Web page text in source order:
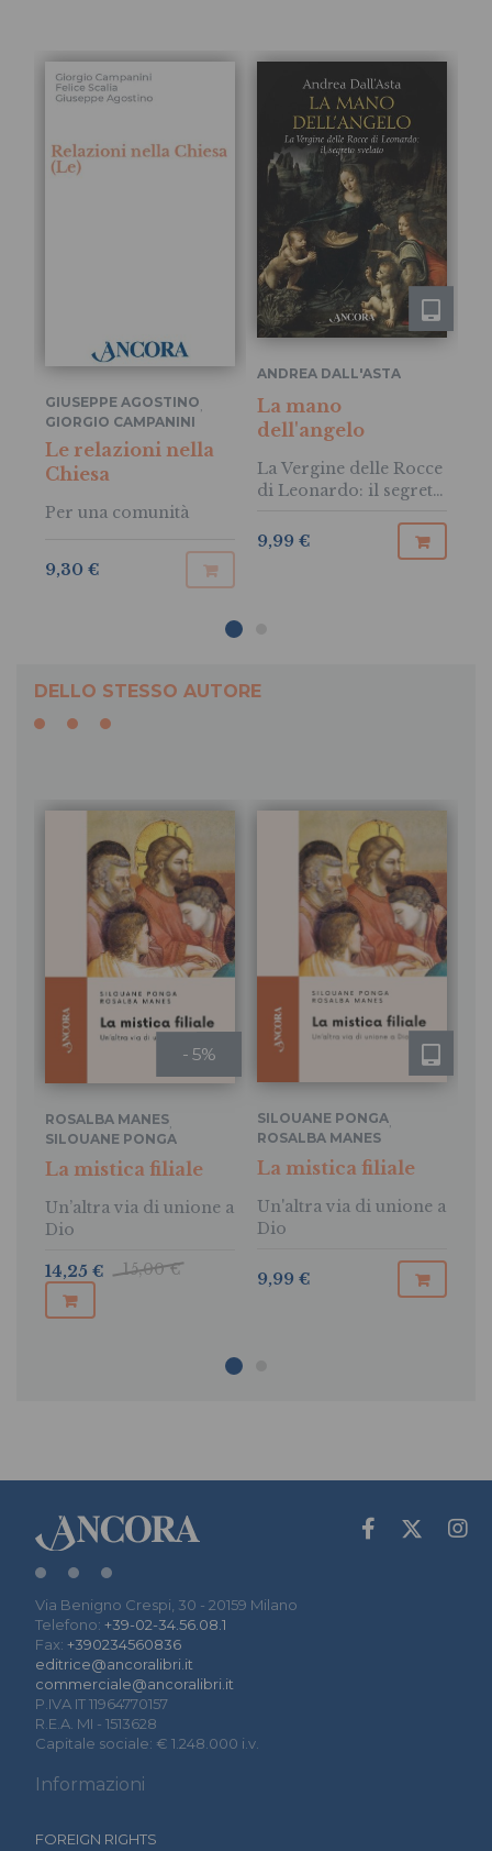
GIUSEPPE AGOSTINO,
GIORGIO CAMPANINI
FELICE SCALIA
Le relazioni nella
Chiesa
Per una comunità
9,30 €
ANDREA DALL'ASTA
La mano
dell'angelo
La Vergine delle Rocce
di Leonardo: il segreto
9,99 €
DELLO STESSO AUTORE
- 5%
ROSALBA MANES,
SILOUANE PONGA
La mistica filiale
Un’altra via di unione a
Dio
15,00 €
14,25 €
SILOUANE PONGA,
ROSALBA MANES
La mistica filiale
Un'altra via di unione a
Dio
9,99 €
Via Benigno Crespi, 30 - 20159 Milano
Telefono: +39-02-34.56.08.1
Fax: +390234560836
editrice@ancoralibri.it
commerciale@ancoralibri.it
P.IVA IT 11964770157
R.E.A. MI - 1513628
Capitale sociale: € 1.248.000 i.v.
Informazioni
FOREIGN RIGHTS